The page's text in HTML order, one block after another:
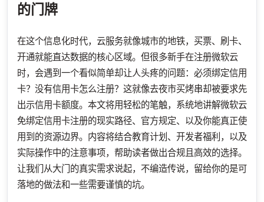
的门牌
在这个信息化时代，云服务就像城市的地铁，买票、刷卡、
开通就能直达数据的核心区域。但很多新手在注册微软云
时，会遇到一个看似简单却让人头疼的问题：必须绑定信用
卡？没有信用卡怎么注册？这就像去夜市买烤串却被要求先
出示信用卡额度。本文将用轻松的笔触，系统地讲解微软云
免绑定信用卡注册的现实路径、官方规定、以及你能真正使
用到的资源边界。内容将结合教育计划、开发者福利，以及
实际操作中的注意事项，帮助读者做出合规且高效的选择。
让我们从大门的真实需求说起，不编造传说，留给你的是可
落地的做法和一些需要谨慎的坑。